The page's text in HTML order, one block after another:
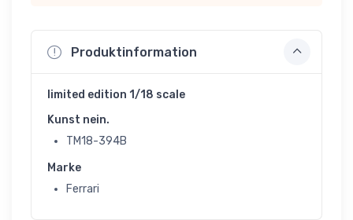
Produktinformation
limited edition 1/18 scale
Kunst nein.
TM18-394B
Marke
Ferrari